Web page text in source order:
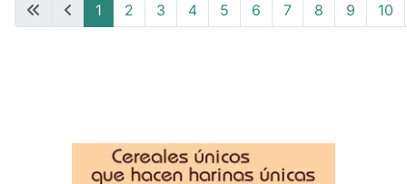
1 2 3 4 5 6 7 8 9 10